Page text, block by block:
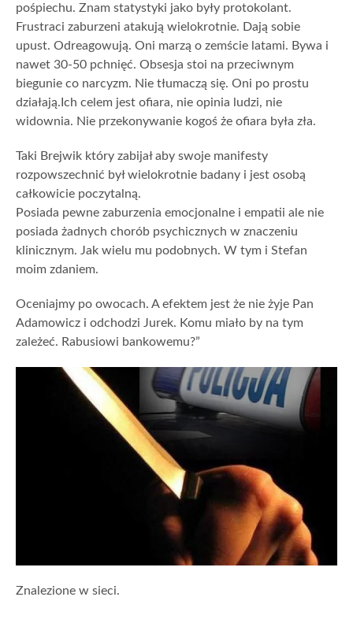
pośpiechu. Znam statystyki jako były protokolant.
Frustraci zaburzeni atakują wielokrotnie. Dają sobie
upust. Odreagowują. Oni marzą o zemście latami. Bywa i
nawet 30-50 pchnięć. Obsesja stoi na przeciwnym
biegunie co narcyzm. Nie tłumaczą się. Oni po prostu
działają.Ich celem jest ofiara, nie opinia ludzi, nie
widownia. Nie przekonywanie kogoś że ofiara była zła.
Taki Brejwik który zabijał aby swoje manifesty
rozpowszechnić był wielokrotnie badany i jest osobą
całkowicie poczytalną.
Posiada pewne zaburzenia emocjonalne i empatii ale nie
posiada żadnych chorób psychicznych w znaczeniu
klinicznym. Jak wielu mu podobnych. W tym i Stefan
moim zdaniem.
Oceniajmy po owocach. A efektem jest że nie żyje Pan
Adamowicz i odchodzi Jurek. Komu miało by na tym
zależeć. Rabusiowi bankowemu?”
Znalezione w sieci.